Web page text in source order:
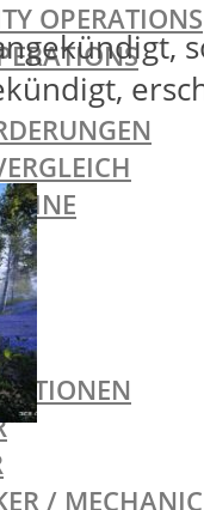
OPERATIONS
/ MECHANIC